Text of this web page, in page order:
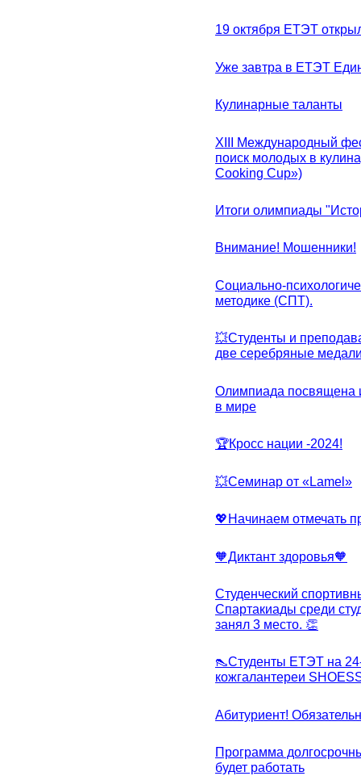
19 октября ЕТЭТ
Уже завтра в ЕТЭТ
Кулинарные таланты
XIII Международный
поиск молодых в
Cooking Cup»)
Итоги олимпиады
Внимание! Мошенники!
Социально-
методике (СПТ).
💥Студенты и
две серебряные
Олимпиада посвящена
в мире
🏆Кросс нации -2024!
💥Семинар от «Lamel»
💖Начинаем отмечать
🧡Диктант здоровья🧡
Студенческий
Спартакиады среди
занял 3 место. 👏
👠Студенты ЕТЭТ на
кожгалантереи
Абитуриент!
Программа
будет работать